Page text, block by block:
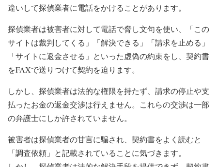
違いして探偵業者に電話をかけることがあります。
探偵業者は被害者に対して電話で脅し文句を使い、「この
サイトは裁判してくる」「解決できる」「請求を止める」
「サイトに返金させる」といった虚偽の約束をし、契約書
をFAXで送りつけて契約を迫ります。
しかし、探偵業者は法的な権限を持たず、請求の停止や支
払ったお金の返金交渉は行えません。これらの交渉は一部
の弁護士にしか許されていません。
被害者は探偵業者の甘言に騙され、契約書をよく読むと
「調査依頼」と記載されていることに気づきます。